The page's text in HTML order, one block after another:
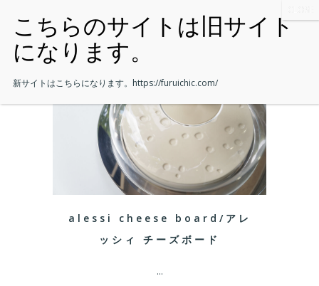
alessi cheese board/アレ
ッシィ チーズボード
...
新サイトはこちらになります。 https://furuichic.com/